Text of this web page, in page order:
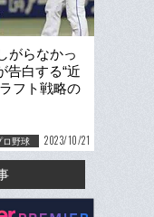
がらなかっ
白する“近
フト戦略の
ロ野球 2023/10/21